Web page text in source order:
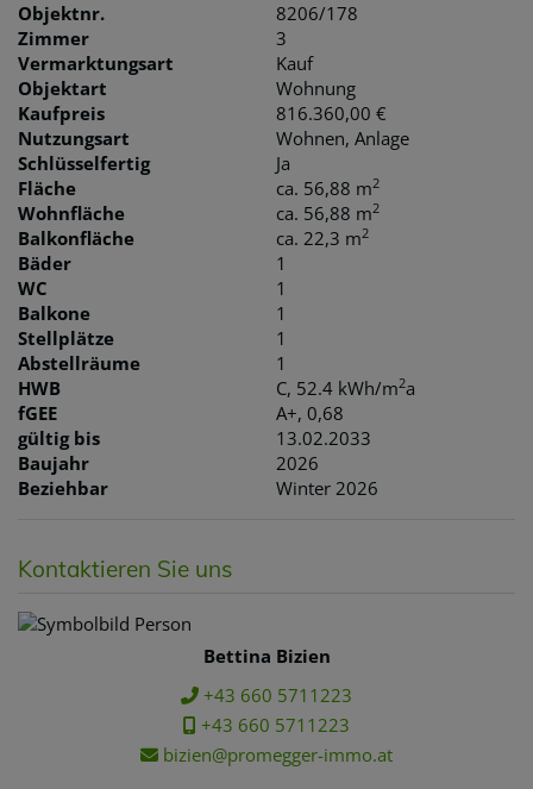
Objektnr.
8206/178
Zimmer
3
Vermarktungsart
Kauf
Objektart
Wohnung
Kaufpreis
816.360,00 €
Nutzungsart
Wohnen Anlage
Schlüsselfertig
Ja
Fläche
ca. 56,88 m2
Wohnfläche ca. 56,88 m2
Balkonfläche ca. 22,3 m2
Bäder
1
WC
1
Balkone
1
Stellplätze
1
Abstellräume
1
HWB
C, 52.4 kWh/m2a
fGEE
A+, 0,68
gültig bis
13.02.2033
Baujahr
2026
Beziehbar
Winter 2026
Kontaktieren Sie uns
Bettina Bizien
+43 660 5711223
+43 660 5711223
bizien@promegger-immo.at